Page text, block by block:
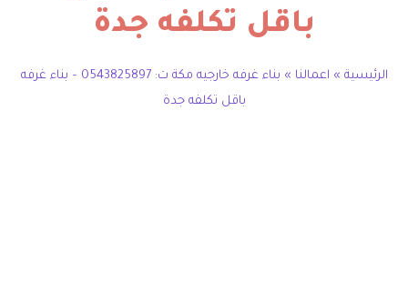
باقل تكلفه جدة
الرئيسية » اعمالنا »
بناء غرفه خارجيه مكة ت: 0543825897 – بناء غرفه
باقل تكلفه جدة